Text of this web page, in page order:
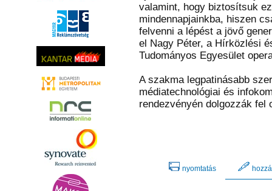
valamint, hogy biztosítsuk
mindennapjainkba, hiszen
felvenni a lépést a jövő
el Nagy Péter, a Hírközlési
Tudományos Egyesület
A szakma legpatinásabb
médiatechnológiai és
rendezvényén dolgozzák fel
nyomtatás